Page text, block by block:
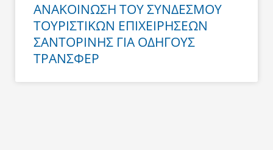
ΑΝΑΚΟΙΝΩΣΗ ΤΟΥ ΣΥΝΔΕΣΜΟΥ
ΤΟΥΡΙΣΤΙΚΩΝ ΕΠΙΧΕΙΡΗΣΕΩΝ
ΣΑΝΤΟΡΙΝΗΣ ΓΙΑ ΟΔΗΓΟΥΣ
ΤΡΑΝΣΦΕΡ